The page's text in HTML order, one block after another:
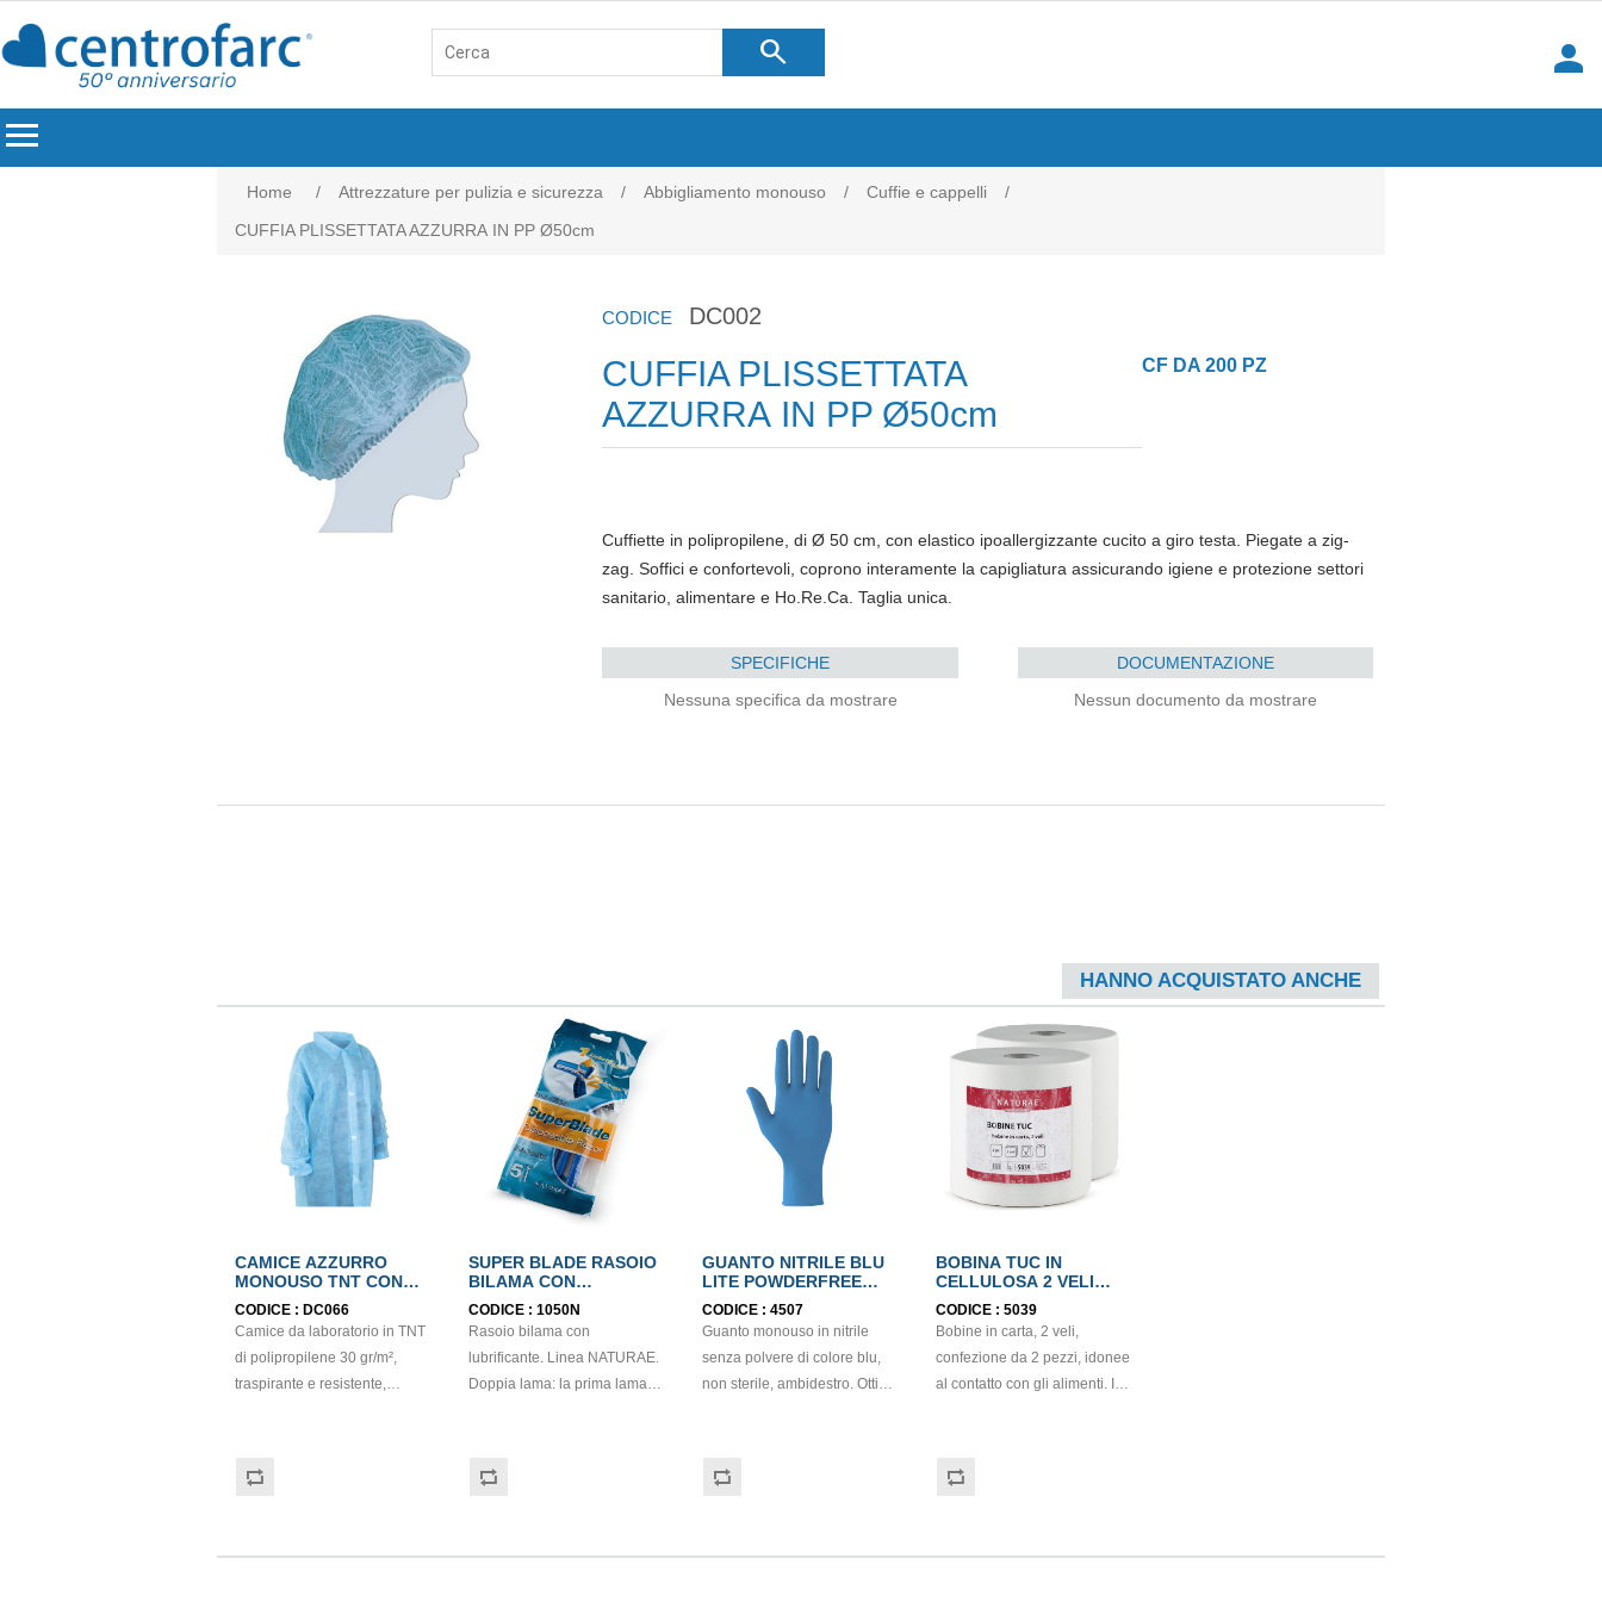
search
person
menu
Home / Attrezzature per pulizia e sicurezza / Abbigliamento monouso / Cuffie e cappelli
/
CUFFIA PLISSETTATA AZZURRA IN PP Ø50cm
CODICE DC002
CUFFIA PLISSETTATA
AZZURRA IN PP Ø50cm
CF DA 200 PZ
Cuffiette in polipropilene, di Ø 50 cm, con elastico ipoallergizzante cucito a giro testa. Piegate a zig-
zag. Soffici e confortevoli, coprono interamente la capigliatura assicurando igiene e protezione settori
sanitario, alimentare e Ho.Re.Ca. Taglia unica.
SPECIFICHE
Nessuna specifica da mostrare
DOCUMENTAZIONE
Nessun documento da mostrare
HANNO ACQUISTATO ANCHE
CAMICE AZZURRO
MONOUSO TNT CON
VELCRO 30gr/m²
CODICE : DC066
Camice da laboratorio in TNT
di polipropilene 30 gr/m²,
traspirante e resistente,
velcro e tasca interna.
SUPER BLADE RASOIO
BILAMA CON
LUBRIFICANTE
CODICE : 1050N
Rasoio bilama con
lubrificante. Linea NATURAE.
Doppia lama: la prima lama
Adotta il nuovo metodo di
GUANTO NITRILE BLU
LITE POWDERFREE
mis.M EN374
CODICE : 4507
Guanto monouso in nitrile
senza polvere di colore blu,
non sterile, ambidestro. Ottima
2017/745) Dispositivo di
BOBINA TUC IN
CELLULOSA 2 VELI
ECOLABEL
CODICE : 5039
Bobine in carta, 2 veli,
confezione da 2 pezzi, idonee
al contatto con gli alimenti. In
Gr/mq: 21. Prodotto con